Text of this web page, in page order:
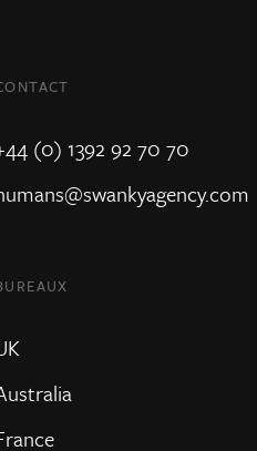
(0) 1392 92 70 70